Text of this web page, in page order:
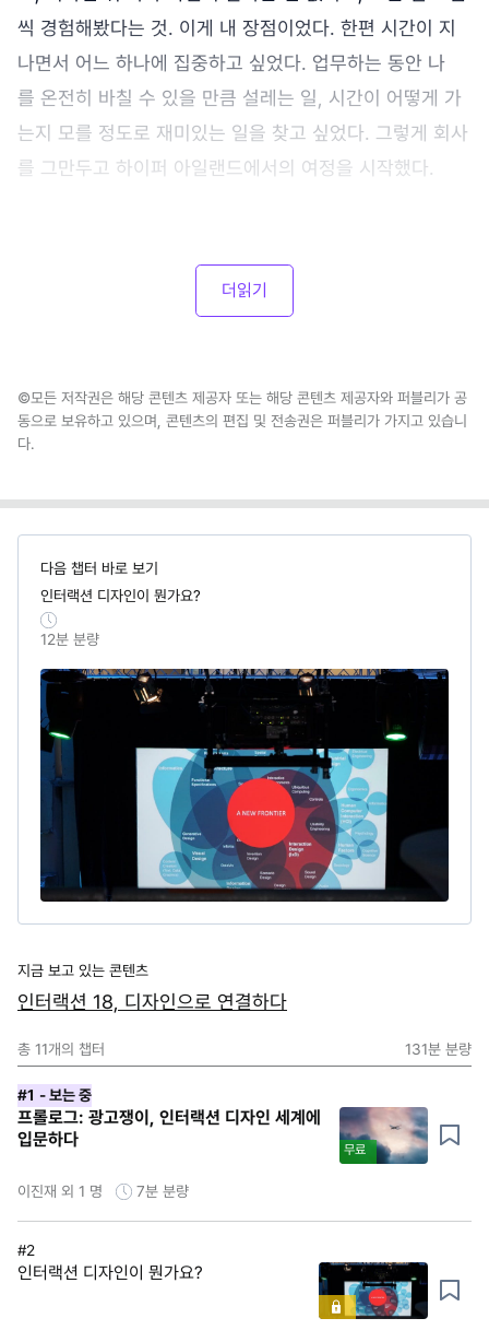
씩 경험해봤다는 것. 이게 내 장점이었다. 한편 시간이 지
나면서 어느 하나에 집중하고 싶었다. 업무하는 동안 나
를 온전히 바칠 수 있을 만큼 설레는 일, 시간이 어떻게 가
는지 모를 정도로 재미있는 일을 찾고 싶었다. 그렇게 회사
를 그만두고 하이퍼 아일랜드에서의 여정을 시작했다.
더읽기
©모든 저작권은 해당 콘텐츠 제공자 또는 해당 콘텐츠 제공자와 퍼블리가 공
동으로 보유하고 있으며, 콘텐츠의 편집 및 전송권은 퍼블리가 가지고 있습니
다.
다음 챕터 바로 보기
인터랙션 디자인이 뭔가요?
12분 분량
지금 보고 있는 콘텐츠
인터랙션 18, 디자인으로 연결하다
총 11개의 챕터 131분 분량
#1 - 보는 중
프롤로그: 광고쟁이, 인터랙션 디자인 세계에
입문하다
무료
이진재 외 1 명 7분 분량
#2
인터랙션 디자인이 뭔가요?